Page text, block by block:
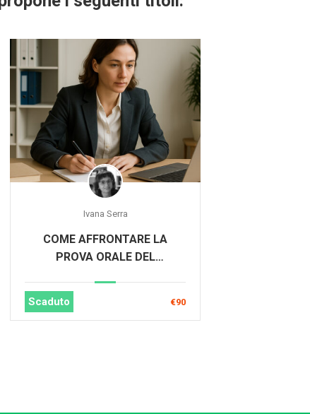
Ivana Serra
COME AFFRONTARE LA
PROVA ORALE DEL
Scaduto €90